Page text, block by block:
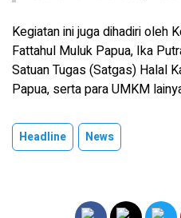
Kegiatan ini juga dihadiri oleh
Fattahul Muluk Papua, Ika
Satuan Tugas (Satgas) Halal
Papua, serta para UMKM
Headline News